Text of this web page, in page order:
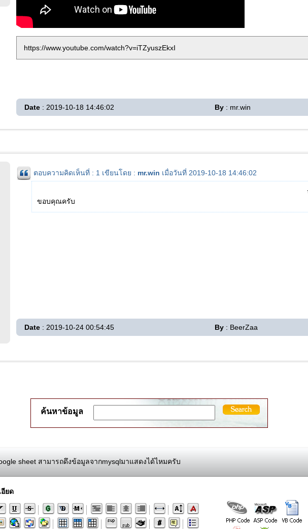
https://www.youtube.com/watch?v=iTZyuszEkxI
Date : 2019-10-18 14:46:02 By : mr.win
ตอบความคิดเห็นที่ : 1 เขียนโดย : mr.win เมื่อวันที่ 2019-10-18 14:46:02
ขอบคุณครับ
Date : 2019-10-24 00:54:45 By : BeerZaa
ค้นหาข้อมูล
sheet สามารถดึงข้อมูลจากmysqlมาแสดงได้ไหมครับ
อียด